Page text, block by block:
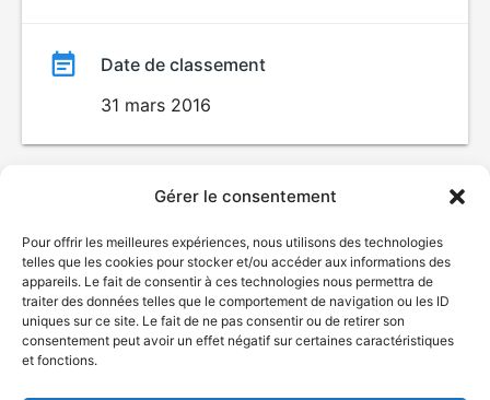
Gérer le consentement
Pour offrir les meilleures expériences, nous utilisons des technologies
telles que les cookies pour stocker et/ou accéder aux informations des
appareils. Le fait de consentir à ces technologies nous permettra de
traiter des données telles que le comportement de navigation ou les ID
uniques sur ce site. Le fait de ne pas consentir ou de retirer son
consentement peut avoir un effet négatif sur certaines caractéristiques
et fonctions.
Date de classement
31 mars 2016